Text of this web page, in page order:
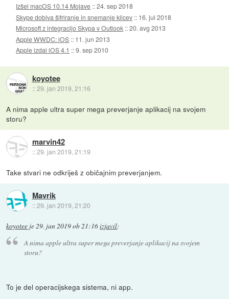
Izšel macOS 10.14 Mojave ::24. sep 2018
Skype dobiva šifriranje in snemanje klicev :: 16. jul 2018
Microsoft z integracijo Skypa v Outlook ::20. avg 2013
Apple WWDC: iOS :: 11. jun 2013
Apple izdal iOS 4.1 ::9. sep 2010
koyotee
::29. jan 2019, 21:16
A nima apple ultra super mega preverjanje aplikacij na svojem
storu?
marvin42
::29. jan 2019, 21:19
Take stvari ne odkriješ z običajnim preverjanjem.
Mavrik
::29. jan 2019, 21:20
koyotee je29. jan 2019 ob 21:16izjavil:
A nima apple ultra super mega preverjanje aplikacij na svojem
storu?
To je del operacijskega sistema, ni app.